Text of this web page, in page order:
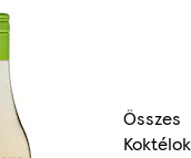
Összes
Koktélok